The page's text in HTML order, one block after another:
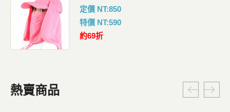
定價 NT:850
特價 NT:590
約69折
熱賣商品